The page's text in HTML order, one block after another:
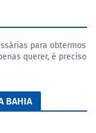
para obtermos
querer, é preciso
BAHIA